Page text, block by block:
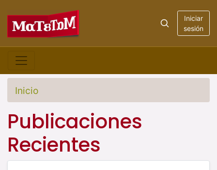
Iniciar
sesión
Inicio
Publicaciones
Recientes